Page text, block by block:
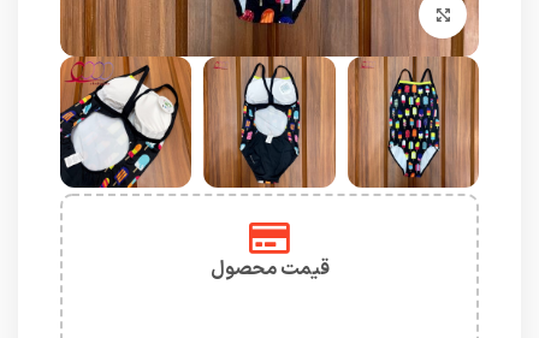
برای بزرگنمایی کلیک کنید
قیمت محصول